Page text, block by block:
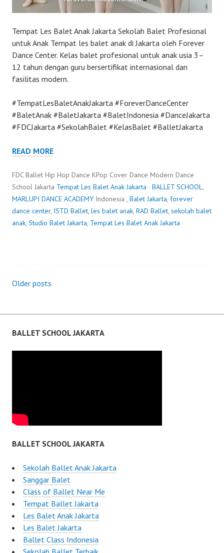
Tempat Les Balet Anak Jakarta Sekolah Balet Profesional
untuk Anak Tempat les balet anak di Jakarta oleh Forever
Dance Center. Kelas balet profesional untuk anak usia 3–
12 tahun dengan guru bersertifikat internasional dan
fasilitas modern.
#TempatLesBaletAnakJakarta #ForeverDanceCenter
#BaletAnak #BaletJakarta #BaletIndonesia #DanceJakarta
#FDCJakarta #SekolahBalet #KelasBalet #BalletJakarta
READ MORE
FDC Ballet Hip Hop Dance KPop Cover Dance Modern Dance
School Jakarta Tempat Les Balet Anak Jakarta · BALLET SCHOOL,
MARLUPI DANCE ACADEMY Indonesia , Balet Jakarta, forever
dance center, ISTD Ballet, les balet anak, RAD Ballet, sekolah balet
anak, Studio Balet Jakarta, Tempat Les Balet Anak Jakarta
Posts
navigation
Older posts
BALLET SCHOOL JAKARTA
BALLET SCHOOL JAKARTA
Sekolah Ballet Anak Jakarta
Sanggar Balet
Class of Ballet Near Me
Tempat Ballet Jakarta
Les Balet Anak Jakarta
Les Balet Jakarta
Ballet Class Indonesia